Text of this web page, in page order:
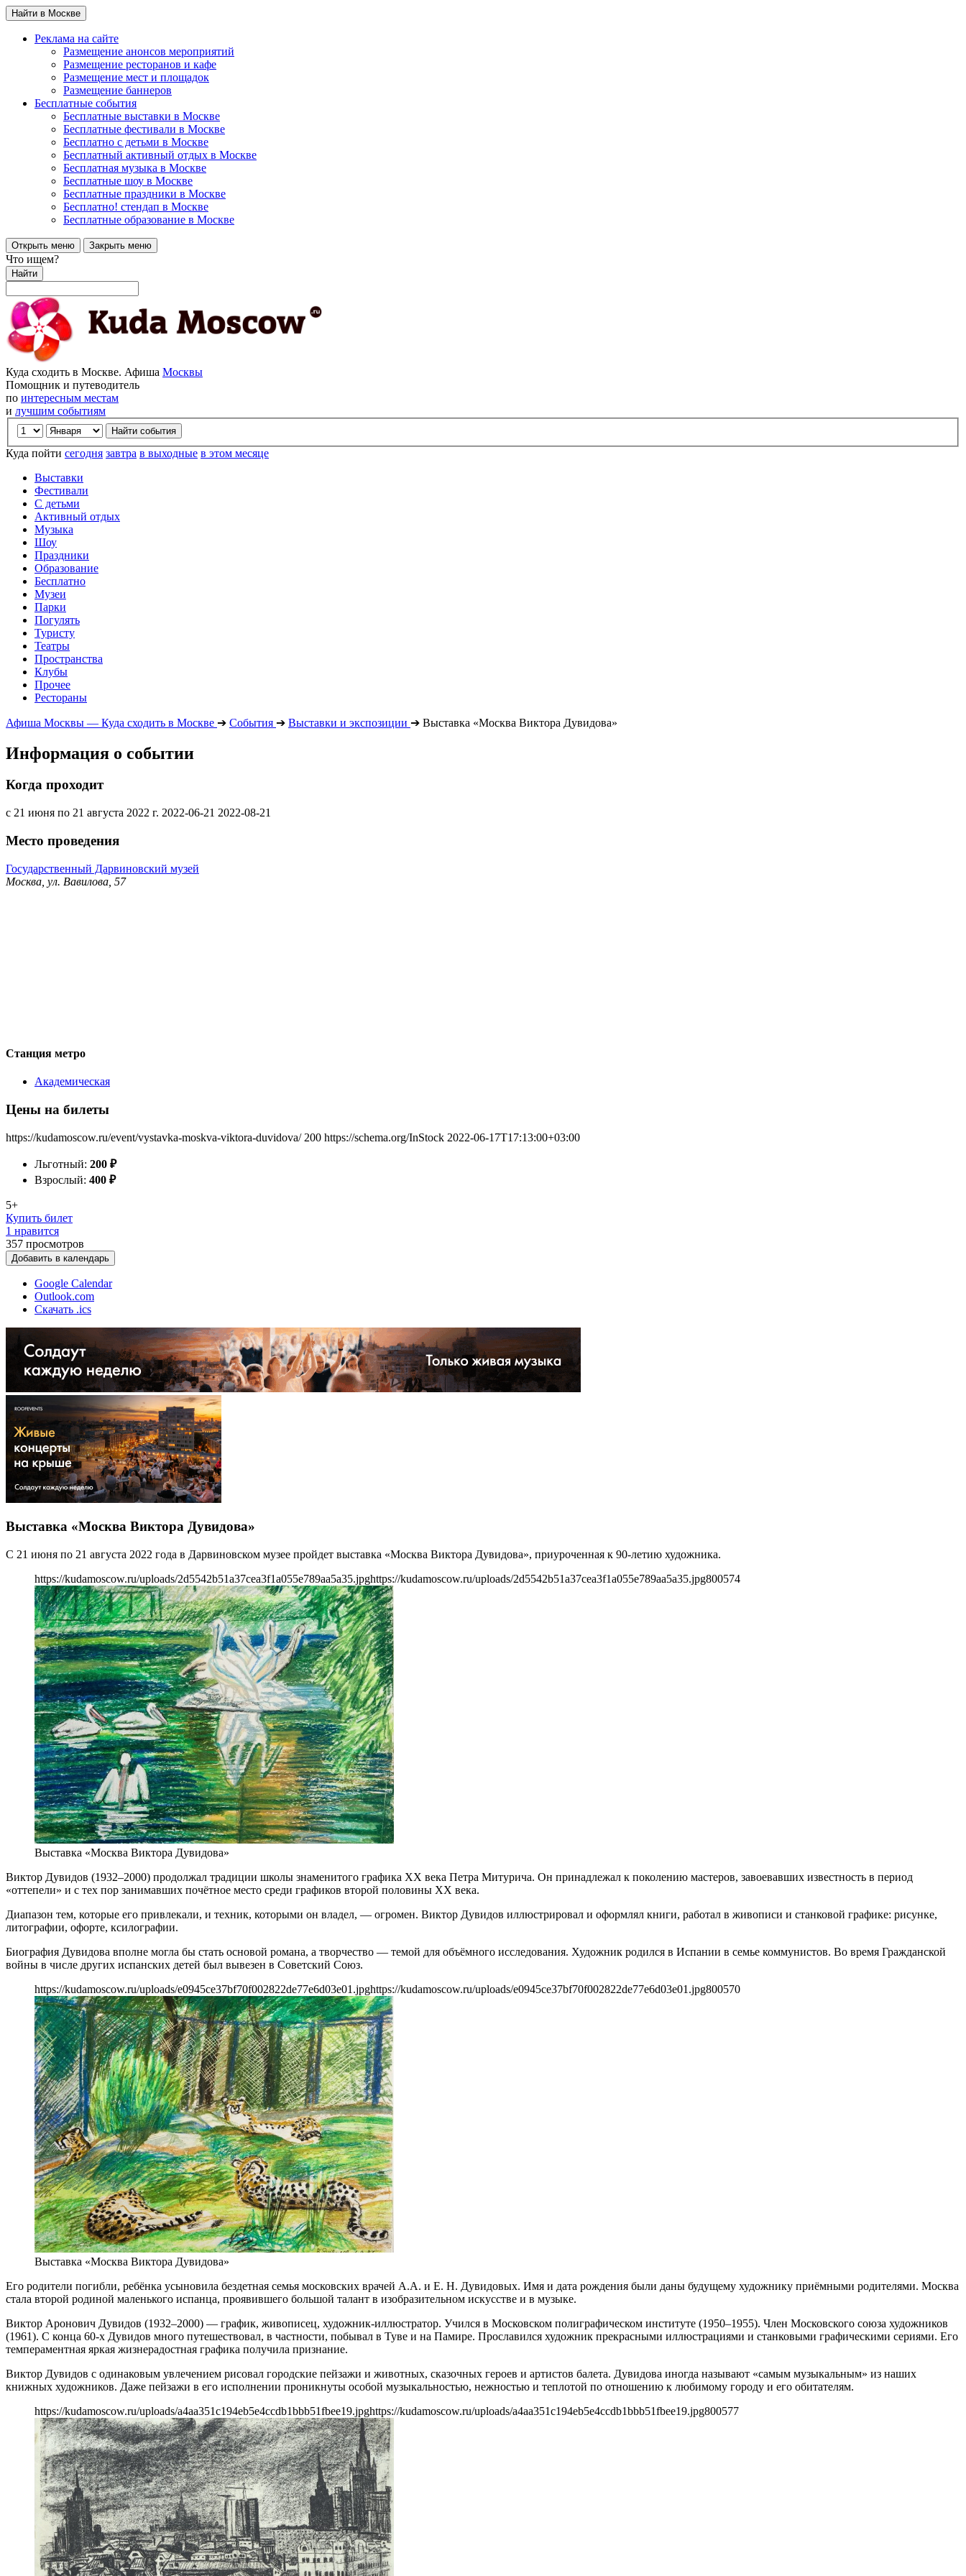
Найти в Москве
Реклама на сайте
Размещение анонсов мероприятий
Размещение ресторанов и кафе
Размещение мест и площадок
Размещение баннеров
Бесплатные события
Бесплатные выставки в Москве
Бесплатные фестивали в Москве
Бесплатно с детьми в Москве
Бесплатный активный отдых в Москве
Бесплатная музыка в Москве
Бесплатные шоу в Москве
Бесплатные праздники в Москве
Бесплатно! стендап в Москве
Бесплатные образование в Москве
Открыть меню Закрыть меню
Что ищем?
Найти
Куда сходить в Москве. Афиша Москвы
Помощник и путеводитель
по интересным местам
и лучшим событиям
Куда пойти сегодня завтра в выходные в этом месяце
Выставки
Фестивали
С детьми
Активный отдых
Музыка
Шоу
Праздники
Образование
Бесплатно
Музеи
Парки
Погулять
Туристу
Театры
Пространства
Клубы
Прочее
Рестораны
Афиша Москвы — Куда сходить в Москве ➔ События ➔ Выставки и экспозиции ➔ Выставка «Москва Виктора Дувидова»
Информация о событии
Когда проходит
с 21 июня по 21 августа 2022 г. 2022-06-21 2022-08-21
Место проведения
Государственный Дарвиновский музей
Москва, ул. Вавилова, 57
Станция метро
Академическая
Цены на билеты
https://kudamoscow.ru/event/vystavka-moskva-viktora-duvidova/ 200 https://schema.org/InStock 2022-06-17T17:13:00+03:00
Льготный: 200 ₽
Взрослый: 400 ₽
5+
Купить билет
1 нравится
357 просмотров
Добавить в календарь
Google Calendar
Outlook.com
Скачать .ics
Выставка «Москва Виктора Дувидова»
С 21 июня по 21 августа 2022 года в Дарвиновском музее пройдет выставка «Москва Виктора Дувидова», приуроченная к 90-летию художника.
https://kudamoscow.ru/uploads/2d5542b51a37cea3f1a055e789aa5a35.jpghttps://kudamoscow.ru/uploads/2d5542b51a37cea3f1a055e789aa5a35.jpg800574
Выставка «Москва Виктора Дувидова»
Виктор Дувидов (1932–2000) продолжал традиции школы знаменитого графика ХХ века Петра Митурича. Он принадлежал к поколению мастеров, завоевавших известность в период
«оттепели» и с тех пор занимавших почётное место среди графиков второй половины XX века.
Диапазон тем, которые его привлекали, и техник, которыми он владел, — огромен. Виктор Дувидов иллюстрировал и оформлял книги, работал в живописи и станковой графике: рисунке,
литографии, офорте, ксилографии.
Биография Дувидова вполне могла бы стать основой романа, а творчество — темой для объёмного исследования. Художник родился в Испании в семье коммунистов. Во время Гражданской
войны в числе других испанских детей был вывезен в Советский Союз.
https://kudamoscow.ru/uploads/e0945ce37bf70f002822de77e6d03e01.jpghttps://kudamoscow.ru/uploads/e0945ce37bf70f002822de77e6d03e01.jpg800570
Выставка «Москва Виктора Дувидова»
Его родители погибли, ребёнка усыновила бездетная семья московских врачей А.А. и Е. Н. Дувидовых. Имя и дата рождения были даны будущему художнику приёмными родителями. Москва
стала второй родиной маленького испанца, проявившего большой талант в изобразительном искусстве и в музыке.
Виктор Аронович Дувидов (1932–2000) — график, живописец, художник-иллюстратор. Учился в Московском полиграфическом институте (1950–1955). Член Московского союза художников
(1961). С конца 60-х Дувидов много путешествовал, в частности, побывал в Туве и на Памире. Прославился художник прекрасными иллюстрациями и станковыми графическими сериями. Его
темпераментная яркая жизнерадостная графика получила признание.
Виктор Дувидов с одинаковым увлечением рисовал городские пейзажи и животных, сказочных героев и артистов балета. Дувидова иногда называют «самым музыкальным» из наших
книжных художников. Даже пейзажи в его исполнении проникнуты особой музыкальностью, нежностью и теплотой по отношению к любимому городу и его обитателям.
https://kudamoscow.ru/uploads/a4aa351c194eb5e4ccdb1bbb51fbee19.jpghttps://kudamoscow.ru/uploads/a4aa351c194eb5e4ccdb1bbb51fbee19.jpg800577